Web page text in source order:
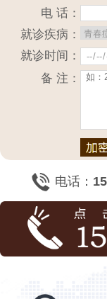
电 话：
就诊疾病：
就诊时间：
备 注：
电话：